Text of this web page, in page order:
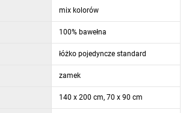
mix kolorów
100% bawełna
łóżko pojedyncze standard
zamek
140 x 200 cm, 70 x 90 cm